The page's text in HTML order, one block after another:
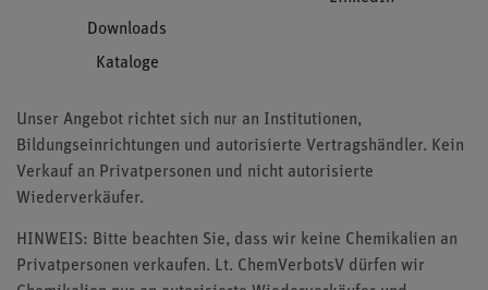
Downloads
Kataloge
Unser Angebot richtet sich nur an Institutionen,
Bildungseinrichtungen und autorisierte Vertragshändler. Kein
Verkauf an Privatpersonen und nicht autorisierte
Wiederverkäufer.
HINWEIS: Bitte beachten Sie, dass wir keine Chemikalien an
Privatpersonen verkaufen. Lt. ChemVerbotsV dürfen wir